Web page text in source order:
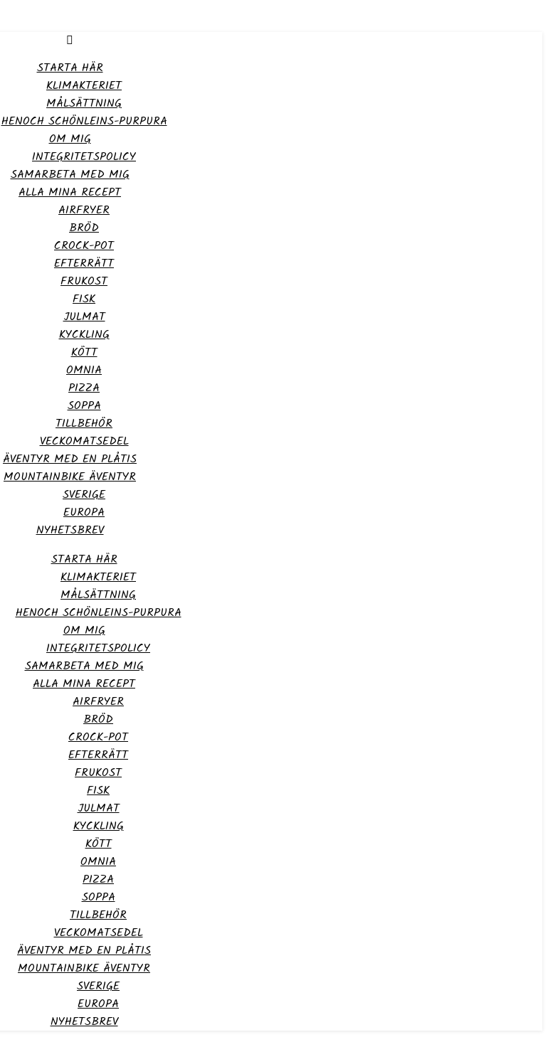
STARTA HÄR
KLIMAKTERIET
MÅLSÄTTNING
HENOCH SCHÖNLEINS-PURPURA
OM MIG
INTEGRITETSPOLICY
SAMARBETA MED MIG
ALLA MINA RECEPT
AIRFRYER
BRÖD
CROCK-POT
EFTERRÄTT
FRUKOST
FISK
JULMAT
KYCKLING
KÖTT
OMNIA
PIZZA
SOPPA
TILLBEHÖR
VECKOMATSEDEL
ÄVENTYR MED EN PLÅTIS
MOUNTAINBIKE ÄVENTYR
SVERIGE
EUROPA
NYHETSBREV
STARTA HÄR
KLIMAKTERIET
MÅLSÄTTNING
HENOCH SCHÖNLEINS-PURPURA
OM MIG
INTEGRITETSPOLICY
SAMARBETA MED MIG
ALLA MINA RECEPT
AIRFRYER
BRÖD
CROCK-POT
EFTERRÄTT
FRUKOST
FISK
JULMAT
KYCKLING
KÖTT
OMNIA
PIZZA
SOPPA
TILLBEHÖR
VECKOMATSEDEL
ÄVENTYR MED EN PLÅTIS
MOUNTAINBIKE ÄVENTYR
SVERIGE
EUROPA
NYHETSBREV